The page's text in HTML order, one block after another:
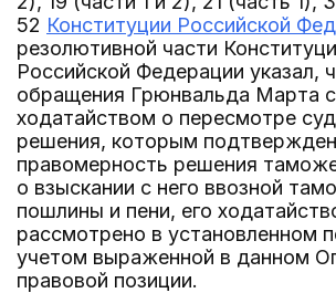
52 Конституции Российской
резолютивной части
Российской Федерации указал,
обращения Грюнвальда Марта с
ходатайством о пересмотре
решения, которым
правомерность решения
о взыскании с него ввозной
пошлины и пени, его
рассмотрено в установленном
учетом выраженной в данном
правовой позиции.